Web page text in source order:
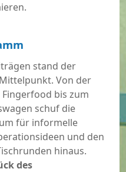
stand der
Von der
bis zum
schuf die
für informelle
und den
hinaus.
des